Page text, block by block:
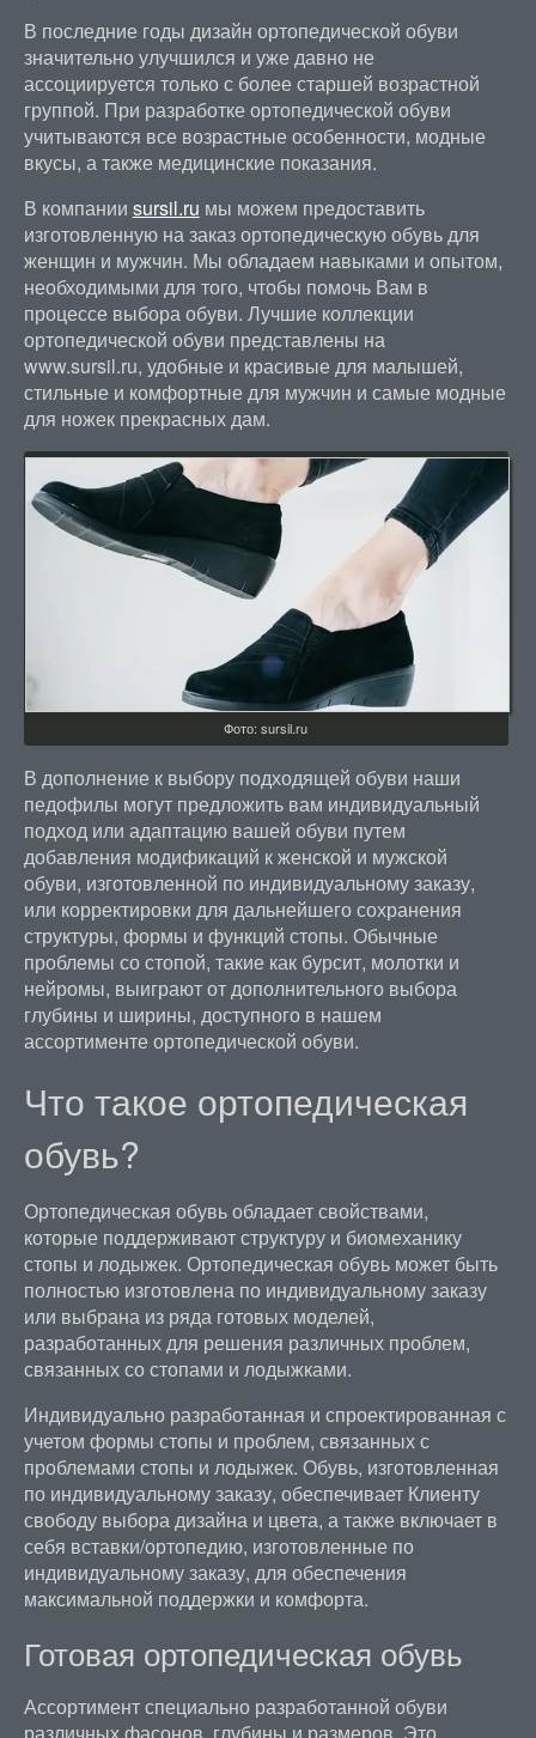
В последние годы дизайн ортопедической обуви
значительно улучшился и уже давно не
ассоциируется только с более старшей возрастной
группой. При разработке ортопедической обуви
учитываются все возрастные особенности, модные
вкусы, а также медицинские показания.
В компании sursil.ru мы можем предоставить
изготовленную на заказ ортопедическую обувь для
женщин и мужчин. Мы обладаем навыками и опытом,
необходимыми для того, чтобы помочь Вам в
процессе выбора обуви. Лучшие коллекции
ортопедической обуви представлены на
www.sursil.ru, удобные и красивые для малышей,
стильные и комфортные для мужчин и самые модные
для ножек прекрасных дам.
Фото: sursil.ru
В дополнение к выбору подходящей обуви наши
педофилы могут предложить вам индивидуальный
подход или адаптацию вашей обуви путем
добавления модификаций к женской и мужской
обуви, изготовленной по индивидуальному заказу,
или корректировки для дальнейшего сохранения
структуры, формы и функций стопы. Обычные
проблемы со стопой, такие как бурсит, молотки и
нейромы, выиграют от дополнительного выбора
глубины и ширины, доступного в нашем
ассортименте ортопедической обуви.
Что такое ортопедическая
обувь?
Ортопедическая обувь обладает свойствами,
которые поддерживают структуру и биомеханику
стопы и лодыжек. Ортопедическая обувь может быть
полностью изготовлена по индивидуальному заказу
или выбрана из ряда готовых моделей,
разработанных для решения различных проблем,
связанных со стопами и лодыжками.
Индивидуально разработанная и спроектированная с
учетом формы стопы и проблем, связанных с
проблемами стопы и лодыжек. Обувь, изготовленная
по индивидуальному заказу, обеспечивает Клиенту
свободу выбора дизайна и цвета, а также включает в
себя вставки/ортопедию, изготовленные по
индивидуальному заказу, для обеспечения
максимальной поддержки и комфорта.
Готовая ортопедическая обувь
Ассортимент специально разработанной обуви
различных фасонов, глубины и размеров. Это